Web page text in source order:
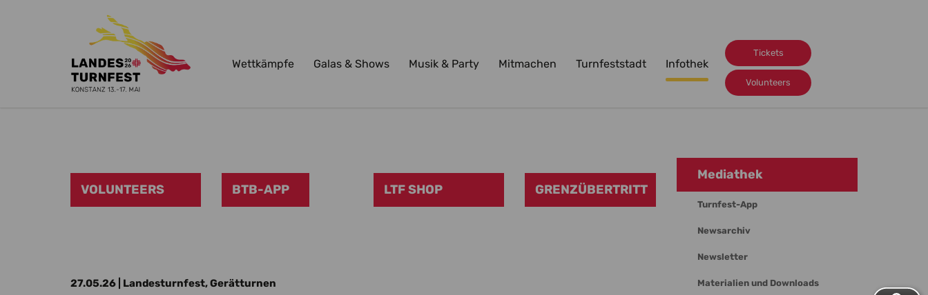
Zum Hauptinhalt springen
Wettkämpfe Galas & Shows Musik & Party Mitmachen Turnfeststadt Infothek
Tickets
Volunteers
VOLUNTEERS BTB-APP LTF SHOP GRENZÜBERTRITT
27.05.26 | Landesturnfest, Gerätturnen
Mediathek
Turnfest-App
Newsarchiv
Newsletter
Materialien und Downloads